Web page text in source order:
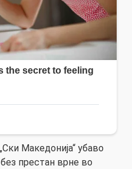
Македонија“ убаво
престан врне во